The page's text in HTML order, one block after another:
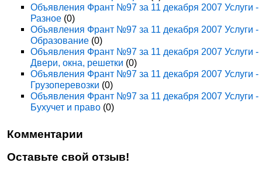
Объявления Франт №97 за 11 декабря 2007 Услуги -
Разное (0)
Объявления Франт №97 за 11 декабря 2007 Услуги -
Образование (0)
Объявления Франт №97 за 11 декабря 2007 Услуги -
Двери, окна, решетки (0)
Объявления Франт №97 за 11 декабря 2007 Услуги -
Грузоперевозки (0)
Объявления Франт №97 за 11 декабря 2007 Услуги -
Бухучет и право (0)
Комментарии
Оставьте свой отзыв!